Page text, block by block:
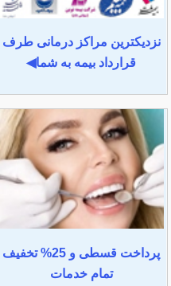
نزدیکترین مراکز درمانی طرف
قرارداد بیمه به شما◀
پرداخت قسطی و 25% تخفیف
تمام خدمات